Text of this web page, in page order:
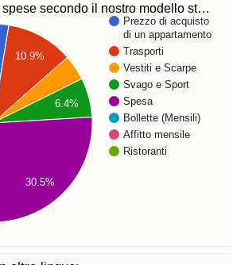
secondo il nostro modello st…
Prezzo di acquisto
di un appartamento
Trasporti
Vestiti e Scarpe
Svago e Sport
Spesa
Bollette (Mensili)
Affitto mensile
Ristoranti
10.9%
6.4%
30.5%